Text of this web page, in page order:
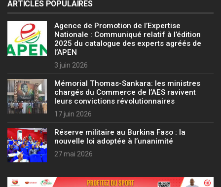
ARTICLES POPULAIRES
Agence de Promotion de l’Expertise
Nationale : Communiqué relatif à l’édition
2025 du catalogue des experts agréés de
l’APEN
3 juin 2026
Mémorial Thomas-Sankara: les ministres
chargés du Commerce de l’AES ravivent
leurs convictions révolutionnaires
17 juin 2026
Réserve militaire au Burkina Faso : la
nouvelle loi adoptée à l’unanimité
27 mai 2026